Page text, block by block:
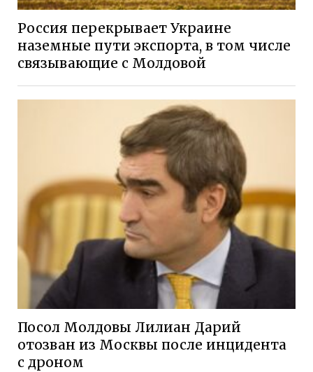
Россия перекрывает Украине
наземные пути экспорта, в том числе
связывающие с Молдовой
Посол Молдовы Лилиан Дарий
отозван из Москвы после инцидента
с дроном